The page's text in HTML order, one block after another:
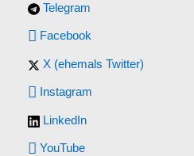
Telegram
Facebook
X (ehemals Twitter)
Instagram
LinkedIn
YouTube